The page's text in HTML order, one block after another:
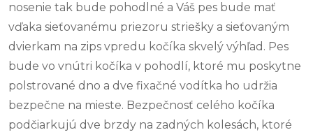
nosenie tak bude pohodlné a Váš pes bude mať
vďaka sieťovanému priezoru striešky a sieťovaným
dvierkam na zips vpredu kočíka skvelý výhľad. Pes
bude vo vnútri kočíka v pohodlí, ktoré mu poskytne
polstrované dno a dve fixačné vodítka ho udržia
bezpečne na mieste. Bezpečnosť celého kočíka
podčiarkujú dve brzdy na zadných kolesách, ktoré